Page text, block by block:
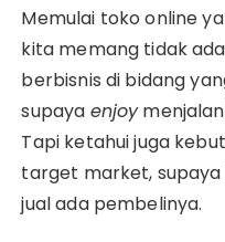
Memulai toko online
kita memang tidak
berbisnis di bidang
supaya enjoy
Tapi ketahui juga
target market,
jual ada pembelinya.